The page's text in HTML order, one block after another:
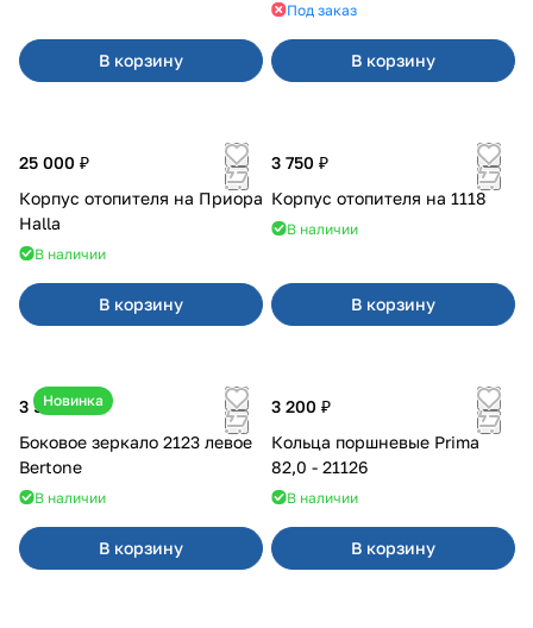
В корзину
Под заказ
В корзину
25 000 ₽
Корпус отопителя на Приора
Halla
В наличии
В корзину
3 750 ₽
Корпус отопителя на 1118
В наличии
В корзину
Новинка
3 500 ₽
Боковое зеркало 2123 левое
Bertone
В наличии
В корзину
3 200 ₽
Кольца поршневые Prima
82,0 - 21126
В наличии
В корзину